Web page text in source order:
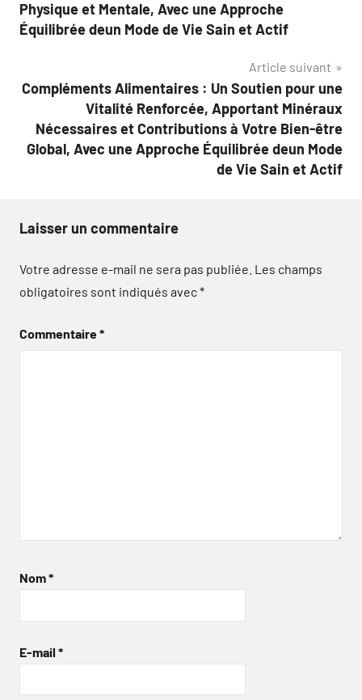
Physique et Mentale, Avec une Approche
Équilibrée deun Mode de Vie Sain et Actif
Article suivant
Compléments Alimentaires : Un Soutien pour une
Vitalité Renforcée, Apportant Minéraux
Nécessaires et Contributions à Votre Bien-être
Global, Avec une Approche Équilibrée deun Mode
de Vie Sain et Actif
Laisser un commentaire
Votre adresse e-mail ne sera pas publiée. Les champs
obligatoires sont indiqués avec*
Commentaire*
Nom*
E-mail *